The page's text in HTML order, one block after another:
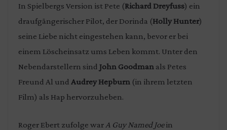
In Spielbergs Version ist Pete (Richard Dreyfuss) ein
draufgängerischer Pilot, der Dorinda (Holly Hunter)
seine Liebe nicht eingestehen kann, bevor er bei
einem Löscheinsatz ums Leben kommt. Unter den
Nebendarstellern sind John Goodman als Petes
Freund Al und Audrey Hepburn (in ihrem letzten
Film) als Hap hervorzuheben.
Roger Ebert zufolge warA Guy Named Joein